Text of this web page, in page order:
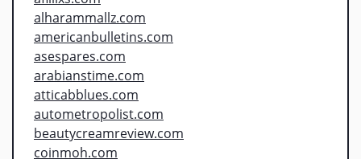
alharammallz.com
americanbulletins.com
asespares.com
arabianstime.com
atticabblues.com
autometropolist.com
beautycreamreview.com
coinmoh.com